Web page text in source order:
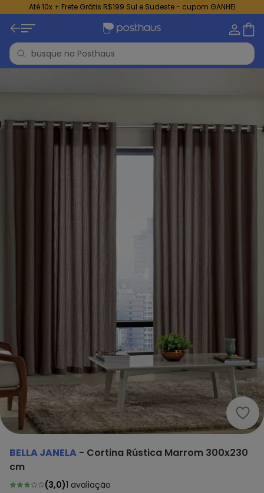
Até 10x + Frete Grátis R$199 Sul e Sudeste - cupom GANHEI
BELLA JANELA - Cortina Rústica Marrom 300x230
cm
(3,0)1 avaliação